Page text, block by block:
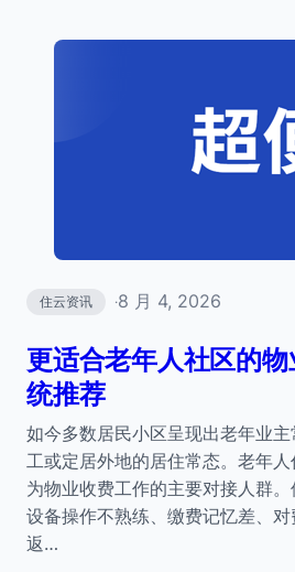
住云资讯 ·8 月 4, 2026
更适合老年人社区的
统推荐
如今多数居民小区呈现出老年业
工或定居外地的居住常态。老年
为物业收费工作的主要对接人群
设备操作不熟练、缴费记忆差、
返…